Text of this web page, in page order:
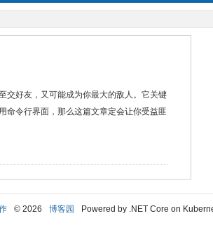
交好友，又可能成为你最大的敌人。它关键
命令行界面，那么这篇文章定会让你受益匪
© 2026 博客园 Powered by .NET Core on